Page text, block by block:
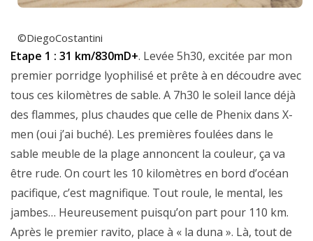
©DiegoCostantini
Etape 1 : 31 km/830mD+. Levée 5h30, excitée par mon
premier porridge lyophilisé et prête à en découdre avec
tous ces kilomètres de sable. A 7h30 le soleil lance déjà
des flammes, plus chaudes que celle de Phenix dans X-
men (oui j’ai buché). Les premières foulées dans le
sable meuble de la plage annoncent la couleur, ça va
être rude. On court les 10 kilomètres en bord d’océan
pacifique, c’est magnifique. Tout roule, le mental, les
jambes… Heureusement puisqu’on part pour 110 km.
Après le premier ravito, place à « la duna ». Là, tout de